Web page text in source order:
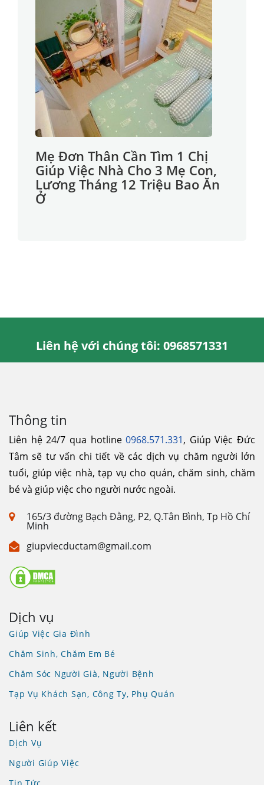
Mẹ Đơn Thân Cần Tìm 1 Chị
Giúp Việc Nhà Cho 3 Mẹ Con,
Lương Tháng 12 Triệu Bao Ăn
Ở
Liên hệ với chúng tôi: 0968571331
Thông tin
Liên hệ 24/7 qua hotline0968.571.331, Giúp Việc Đức
Tâm sẽ tư vấn chi tiết về các dịch vụ chăm người lớn
tuổi, giúp việc nhà, tạp vụ cho quán, chăm sinh, chăm
bé và giúp việc cho người nước ngoài.
165/3 đường Bạch Đằng, P2, Q.Tân Bình, Tp Hồ Chí
Minh
giupviecductam@gmail.com
Dịch vụ
Giúp Việc Gia Đình
Chăm Sinh, Chăm Em Bé
Chăm Sóc Người Già, Người Bệnh
Tạp Vụ Khách Sạn, Công Ty, Phụ Quán
Liên kết
Dịch Vụ
Người Giúp Việc